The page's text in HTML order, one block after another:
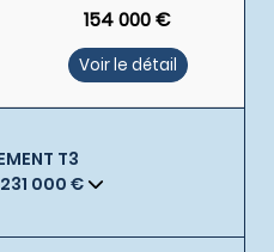
154 000 €
Voir le détail
T3
231 000 €